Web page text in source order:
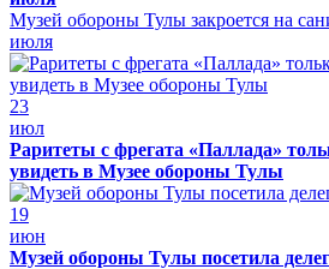
Музей обороны Тулы закроется на
июля
23
июл
Раритеты с фрегата «Паллада»
увидеть в Музее обороны Тулы
19
июн
Музей обороны Тулы посетила